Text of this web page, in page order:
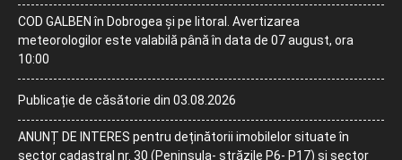
COD GALBEN în Dobrogea și pe litoral. Avertizarea
meteorologilor este valabilă până în data de 07 august, ora
10:00
Publicație de căsătorie din 03.08.2026
ANUNȚ DE INTERES pentru deținătorii imobilelor situate în
sector cadastral nr. 30 (Peninsula- străzile P6- P17) și sector